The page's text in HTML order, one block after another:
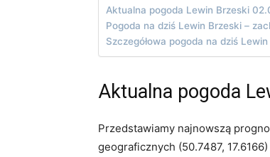
Aktualna pogoda Lewin Brzeski
Pogoda na dziś Lewin Brzeski –
Szczegółowa pogoda na dziś
Aktualna pogoda
Przedstawiamy najnowszą
geograficznych (50.7487,